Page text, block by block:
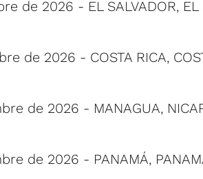
de 2026 - EL SALVADOR, EL
de 2026 - COSTA RICA,
de 2026 - MANAGUA,
de 2026 - PANAMÁ,